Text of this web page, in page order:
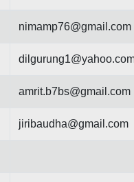
nimamp76@gmail.com
amrit.b7bs@gmail.com
jiribaudha@gmail.com